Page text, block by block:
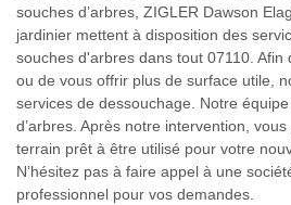
souches d’arbres, ZIGLER Dawson
jardinier mettent à disposition des
souches d'arbres dans tout 07110. Afin
ou de vous offrir plus de surface utile,
services de dessouchage. Notre
d’arbres. Après notre intervention,
terrain prêt à être utilisé pour votre
N’hésitez pas à faire appel à une
professionnel pour vos demandes.